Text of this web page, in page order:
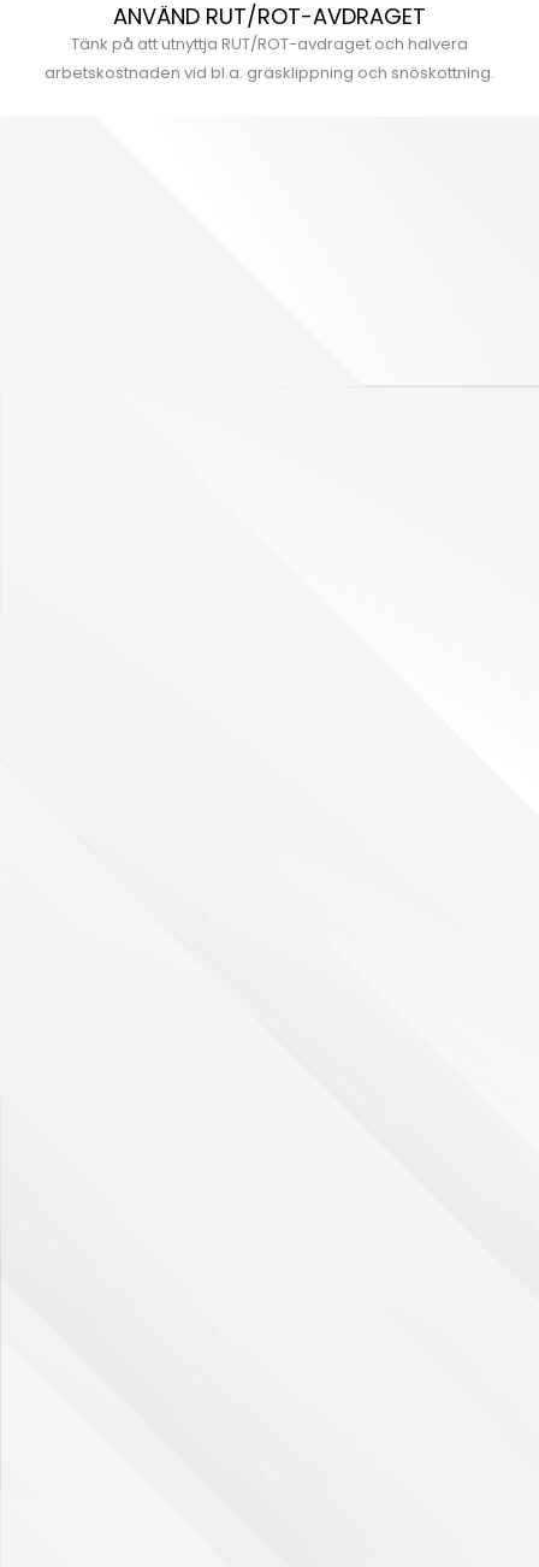
ANVÄND RUT/ROT-AVDRAGET
Tänk på att utnyttja RUT/ROT-avdraget och halvera
arbetskostnaden vid bl.a. gräsklippning och snöskottning.